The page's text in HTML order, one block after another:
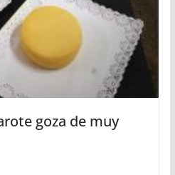
goza de muy